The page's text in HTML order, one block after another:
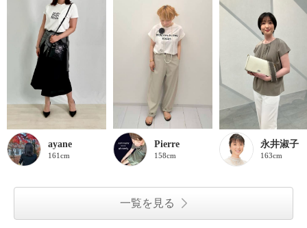
ayane
161cm
Pierre
158cm
永井淑子
163cm
一覧を見る